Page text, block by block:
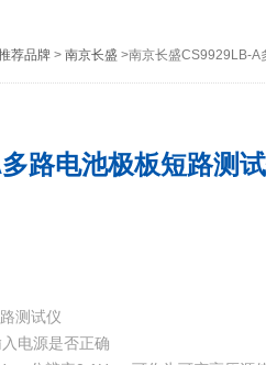
荐品牌> 南京长盛 >南京长盛CS9929LB-A
路电池极板短路测
测试仪
电源是否正确